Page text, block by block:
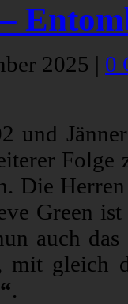
2025 | 0
und
Die
Green
auch
mit
.